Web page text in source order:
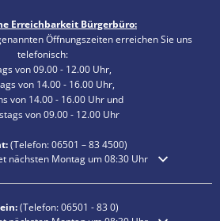
Erreichbarkeit Bürgerbüro:
Öffnungszeiten erreichen Sie uns
telefonisch:
von 09.00 - 12.00 Uhr,
von 14.00 - 16.00 Uhr,
von 14.00 - 16.00 Uhr und
von 09.00 - 12.00 Uhr
(Telefon:06501 – 834500)
oder Schließzeiten auszublenden
nächsten Montag um 08:30 Uhr
(Telefon:06501 - 83 0)